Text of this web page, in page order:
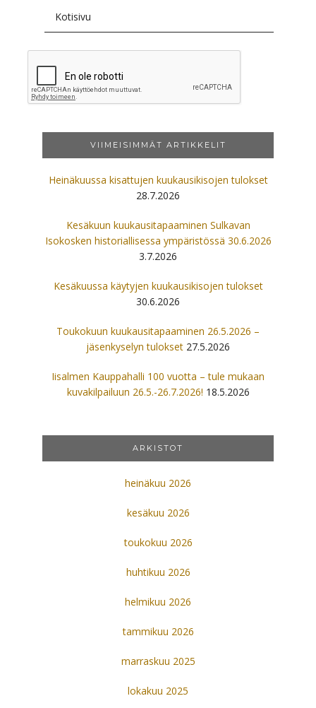
VIIMEISIMMÄT ARTIKKELIT
Heinäkuussa kisattujen kuukausikisojen tulokset
28.7.2026
Kesäkuun kuukausitapaaminen Sulkavan
Isokosken historiallisessa ympäristössä 30.6.2026
3.7.2026
Kesäkuussa käytyjen kuukausikisojen tulokset
30.6.2026
Toukokuun kuukausitapaaminen 26.5.2026 –
jäsenkyselyn tulokset 27.5.2026
Iisalmen Kauppahalli 100 vuotta – tule mukaan
kuvakilpailuun 26.5.-26.7.2026! 18.5.2026
ARKISTOT
heinäkuu 2026
kesäkuu 2026
toukokuu 2026
huhtikuu 2026
helmikuu 2026
tammikuu 2026
marraskuu 2025
lokakuu 2025